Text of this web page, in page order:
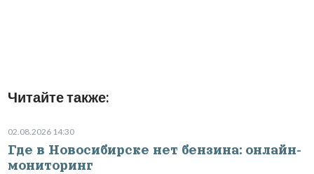
Читайте также:
02.08.2026 14:30
Где в Новосибирске нет бензина: онлайн-
мониторинг